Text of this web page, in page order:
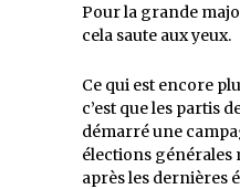
Pour la grande
cela saute aux yeux.
Ce qui est encore
c’est que les partis
démarré une
élections générales
après les dernières